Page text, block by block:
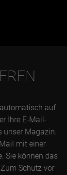
auf
Ihre E-Mail-
unser Magazin.
mit einer
Sie können das
Schutz vor